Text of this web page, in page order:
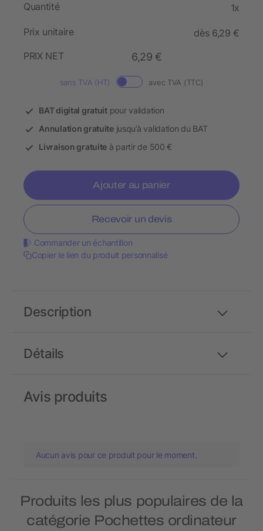
Quantité 1x
Prix unitaire
dès 6,29 €
PRIX NET
6,29 €
sans TVA (HT) avec TVA (TTC)
BAT digital gratuitpour validation
Annulation gratuitejusqu’à validation du BAT
Livraison gratuite à partir de 500 €
Ajouter au panier
Recevoir un devis
Commander un échantillon
Copier le lien du produit personnalisé
Détails
Description
Avis produits
Aucun avis pour ce produit pour le moment.
Produits les plus populaires de la
catégorie Pochettes ordinateur